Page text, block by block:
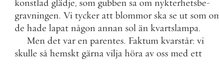
konstlad glädje, som gubben sa om nykterhetsbe-
gravningen. Vi tycker att blommor ska se ut som
de hade lapat någon annan sol än kvartslampa.
Men det var en parentes. Faktum kvarstår: vi
skulle så hemskt gärna vilja höra av oss med ett